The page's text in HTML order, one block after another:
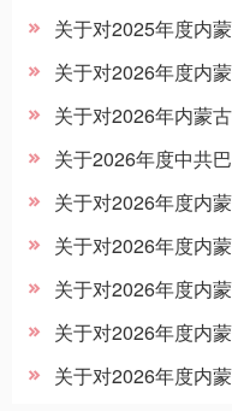
关于对2025年度内蒙古自治区巴彦淖尔市杭锦
关于对2026年度内蒙古自治区巴彦淖尔市事
关于对2026年内蒙古自治区事业单位公开招聘1+N
关于2026年度中共巴彦淖尔市委员会宣传部、中共巴彦淖尔市委员
关于对2026年度内蒙古自治区巴彦淖尔市行政执法
关于对2026年度内蒙古自治区巴彦淖尔市事业单位
关于对2026年度内蒙古自治区行政执法人员专
关于对2026年度内蒙古自治区巴彦淖尔市事
关于对2026年度内蒙古自治区巴彦淖尔市